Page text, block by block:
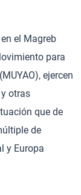
el Magreb
para
ejercen
otras
que de
de
y Europa